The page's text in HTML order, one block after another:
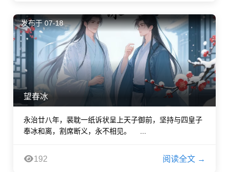
发布于 07-18
望春冰
永治廿八年，裴耽一纸诉状呈上天子御前，坚持与四皇子
奉冰和离，割席断义，永不相见。 ...
192 阅读全文 →